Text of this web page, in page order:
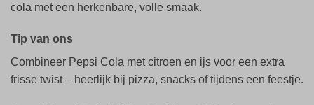
cola met een herkenbare, volle smaak.
Tip van ons
Combineer Pepsi Cola met citroen en ijs voor een extra
frisse twist – heerlijk bij pizza, snacks of tijdens een feestje.